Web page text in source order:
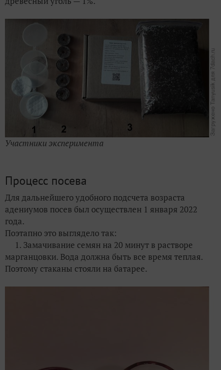
Участники эксперимента
Процесс посева
Для дальнейшего удобного подсчета возраста
адениумов посев был осуществлен 1 января 2022
года.
Поэтапно это выглядело так:
1. Замачивание семян на 20 минут в растворе
марганцовки. Вода должна быть все время теплая.
Поэтому стаканы стояли на батарее.